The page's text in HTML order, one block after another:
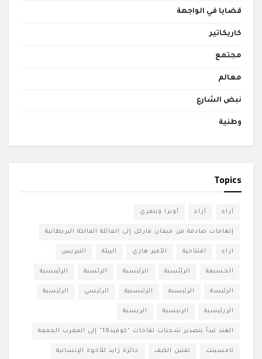
قضايا في الواجهة
كاريكاتير
مجتمع
معالم
نبض الشارع
وطنية
Topics
آراء أراء أوبرا وينفري
إتهامات صادمة من ميغان ماركل إلى العائلة المالكة البريطانية
اراء افتتاحية الأمير هاري البيئة التبريس
الحسيمة الرئئسية الرئبسية الرئسية الرئيبسية
الرئيسة الرئيسىة الرئيسىية الرئيسي الرئيسية
الررئيسية الرىيسية الريسية
الهند تبدأ بتصدير شحنات لقاحات “كوفيد19” إلى المغرب الجمعة
تامسينت تقنين الكيف جائزة زايد للأخوة الإنسانية